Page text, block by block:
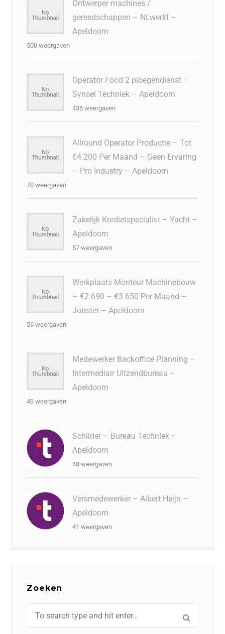
Ontwerper machines /
gereedschappen – NLwerkt –
Apeldoorn
500 weergaven
Operator Food 2 ploegendienst –
Synsel Techniek – Apeldoorn
435 weergaven
Allround Operator Productie – Tot
€4.200 Per Maand – Geen Ervaring
– Pro Industry – Apeldoorn
70 weergaven
Zakelijk Kredietspecialist – Yacht –
Apeldoorn
57 weergaven
Werkplaats Monteur Machinebouw
– €2.690 – €3.650 Per Maand –
Jobster – Apeldoorn
56 weergaven
Medewerker Backoffice Planning –
Intermediair Uitzendbureau –
Apeldoorn
49 weergaven
Schilder – Bureau Techniek –
Apeldoorn
48 weergaven
Versmedewerker – Albert Heijn –
Apeldoorn
41 weergaven
Zoeken